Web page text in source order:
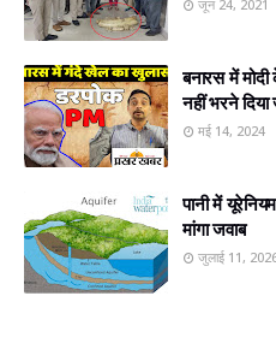
जून 24, 2021
बनारस में
नहीं भरने दिया
मई 14, 2024
पानी में
मांगा जवाब
जुलाई 11,